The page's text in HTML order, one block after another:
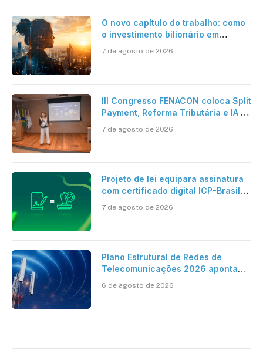
O novo capítulo do trabalho: como
o investimento bilionário em
verdadeira era da inteligência
7 de agosto de 2026
III Congresso FENACON coloca Split
Payment, Reforma Tributária e IA no
7 de agosto de 2026
Projeto de lei equipara assinatura
com certificado digital ICP-Brasil
cartório
7 de agosto de 2026
Plano Estrutural de Redes de
Telecomunicações 2026 aponta
mantém desafio
6 de agosto de 2026